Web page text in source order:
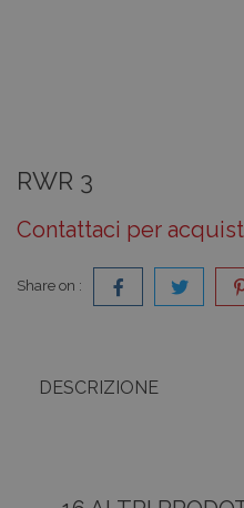
RWR 3
Contattaci per
Share on :
DESCRIZIONE